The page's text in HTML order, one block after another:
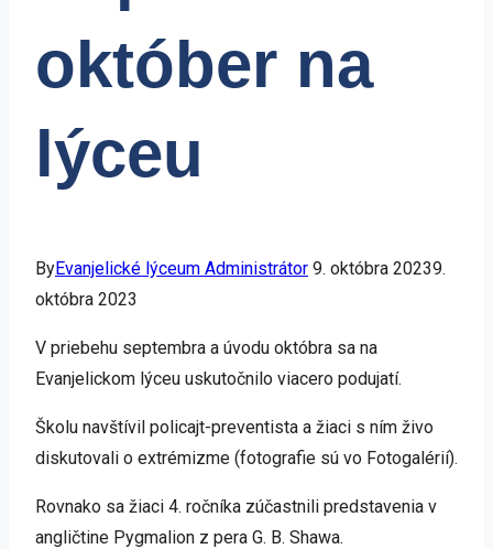
október na
lýceu
ByEvanjelické lýceum Administrátor 9. októbra 20239.
októbra 2023
V priebehu septembra a úvodu októbra sa na
Evanjelickom lýceu uskutočnilo viacero podujatí.
Školu navštívil policajt-preventista a žiaci s ním živo
diskutovali o extrémizme (fotografie sú vo Fotogalérií).
Rovnako sa žiaci 4. ročníka zúčastnili predstavenia v
angličtine Pygmalion z pera G. B. Shawa.